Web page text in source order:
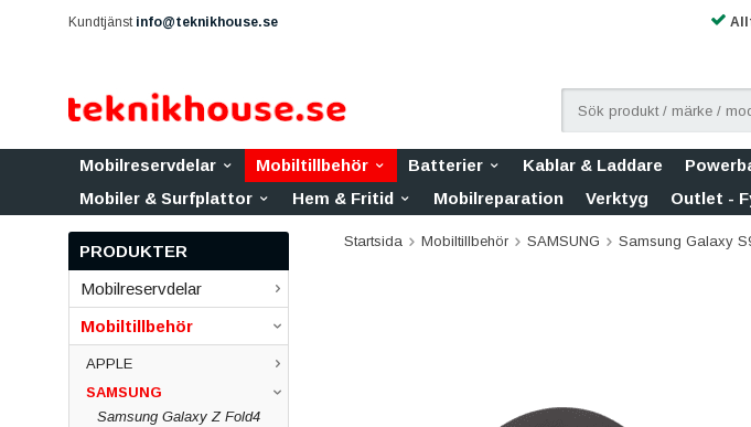
Kundtjänst info@teknikhouse.se
Mobilreservdelar Mobiltillbehör Batterier Kablar & Laddare
Mobiler & Surfplattor
Hem & Fritid Mobilreparation Verktyg Outlet -
PRODUKTER
Mobilreservdelar
Mobiltillbehör
APPLE
SAMSUNG
Samsung Galaxy Z Fold4
Startsida Mobiltillbehör SAMSUNG Samsung Galaxy